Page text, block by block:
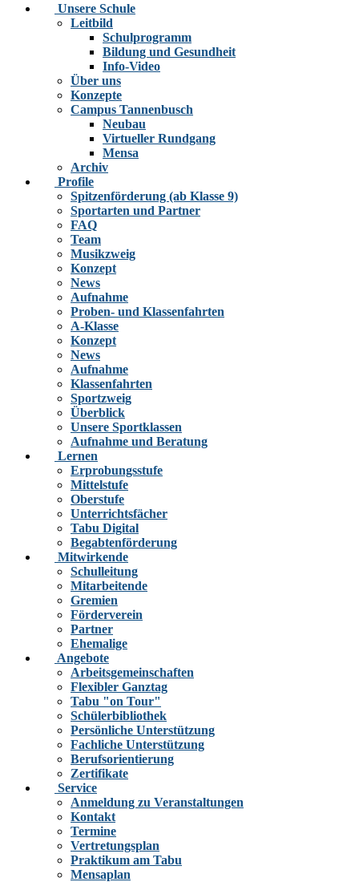
Unsere Schule
Leitbild
Schulprogramm
Bildung und Gesundheit
Info-Video
Über uns
Konzepte
Campus Tannenbusch
Neubau
Virtueller Rundgang
Mensa
Archiv
Profile
Spitzenförderung (ab Klasse 9)
Sportarten und Partner
FAQ
Team
Musikzweig
Konzept
News
Aufnahme
Proben- und Klassenfahrten
A-Klasse
Konzept
News
Aufnahme
Klassenfahrten
Sportzweig
Überblick
Unsere Sportklassen
Aufnahme und Beratung
Lernen
Erprobungsstufe
Mittelstufe
Oberstufe
Unterrichtsfächer
Tabu Digital
Begabtenförderung
Mitwirkende
Schulleitung
Mitarbeitende
Gremien
Förderverein
Partner
Ehemalige
Angebote
Arbeitsgemeinschaften
Flexibler Ganztag
Tabu "on Tour"
Schülerbibliothek
Persönliche Unterstützung
Fachliche Unterstützung
Berufsorientierung
Zertifikate
Service
Anmeldung zu Veranstaltungen
Kontakt
Termine
Vertretungsplan
Praktikum am Tabu
Mensaplan